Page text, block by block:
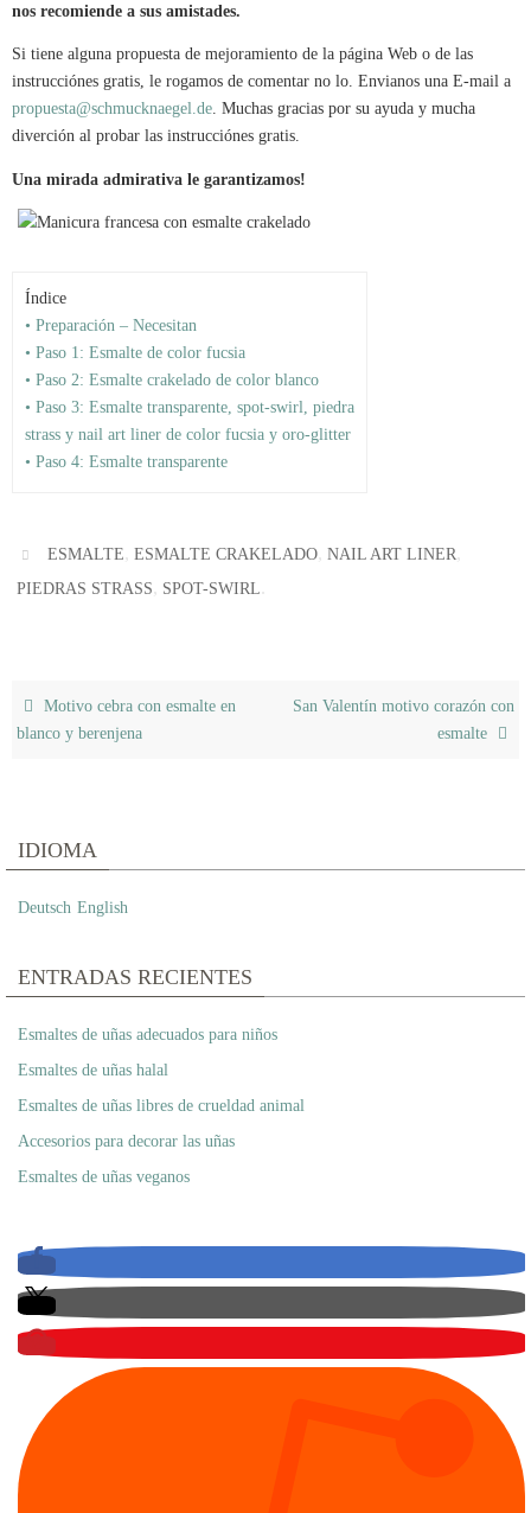
nos recomiende a sus amistades.
Si tiene alguna propuesta de mejoramiento de la página Web o de las
instrucciónes gratis, le rogamos de comentar no lo. Envianos una E-mail a
propuesta@schmucknaegel.de. Muchas gracias por su ayuda y mucha
diverción al probar las instrucciónes gratis.
Una mirada admirativa le garantizamos!
Índice
• Preparación – Necesitan
• Paso 1: Esmalte de color fucsia
• Paso 2: Esmalte crakelado de color blanco
• Paso 3: Esmalte transparente, spot-swirl, piedra
strass y nail art liner de color fucsia y oro-glitter
• Paso 4: Esmalte transparente
ESMALTE,ESMALTE CRAKELADO,NAIL ART LINER,
PIEDRAS STRASS, SPOT-SWIRL
Motivo cebra con esmalte en
blanco y berenjena
San Valentín motivo corazón con
esmalte
IDIOMA
Deutsch English
ENTRADAS RECIENTES
Esmaltes de uñas adecuados para niños
Esmaltes de uñas halal
Esmaltes de uñas libres de crueldad animal
Accesorios para decorar las uñas
Esmaltes de uñas veganos